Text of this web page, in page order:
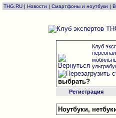
THG.RU | Новости | Смартфоны и ноутбуки |
Клуб
выбрать?
Регистрация
Ноутбуки,